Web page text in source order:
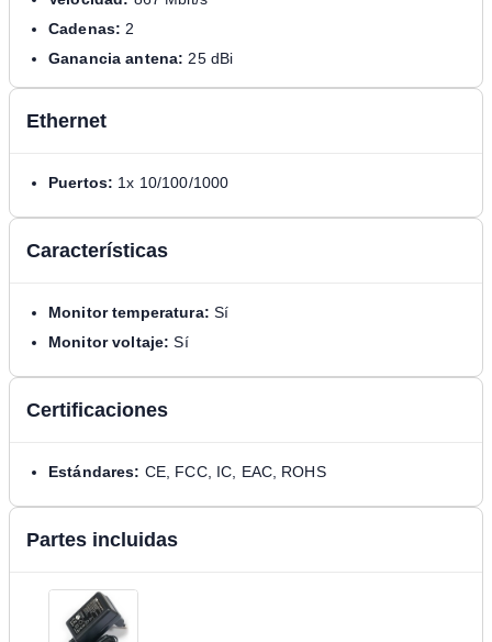
Cadenas: 2
Ganancia antena: 25 dBi
Ethernet
Puertos: 1x 10/100/1000
Características
Monitor temperatura: Sí
Monitor voltaje: Sí
Certificaciones
Estándares: CE, FCC, IC, EAC, ROHS
Partes incluidas